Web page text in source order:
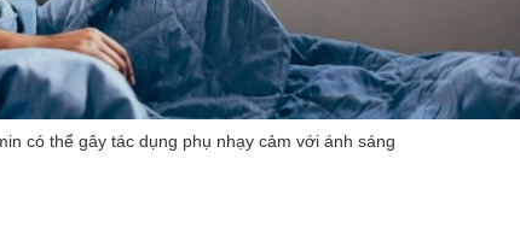
có thể gây tác dụng phụ nhạy cảm với ánh sáng